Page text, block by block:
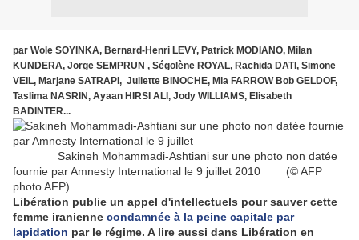
par Wole SOYINKA, Bernard-Henri LEVY, Patrick MODIANO, Milan
KUNDERA, Jorge SEMPRUN , Ségolène ROYAL, Rachida DATI, Simone
VEIL, Marjane SATRAPI, Juliette BINOCHE, Mia FARROW Bob GELDOF,
Taslima NASRIN, Ayaan HIRSI ALI, Jody WILLIAMS, Elisabeth
BADINTER...
Sakineh Mohammadi-Ashtiani sur une photo non datée
fournie par Amnesty International le 9 juillet 2010 (© AFP
photo AFP)
Libération publie un appel d'intellectuels pour sauver cette
femme iranienne condamnée à la peine capitale par
lapidation par le régime. A lire aussi dans Libération en